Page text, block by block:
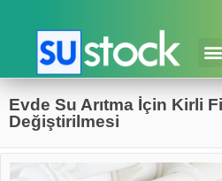
Evde Su Arıtma İçin Kirli
Değiştirilmesi